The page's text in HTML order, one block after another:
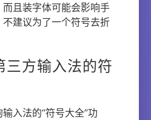
且装字体可能会影响手
建议为了一个符号去折
三方输入法的符
入法的“符号大全”功